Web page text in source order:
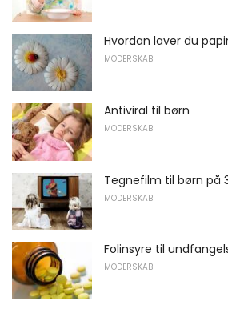
Hvordan laver du
MODERSKAB
Antiviral til børn
MODERSKAB
Tegnefilm til børn på
MODERSKAB
Folinsyre til
MODERSKAB